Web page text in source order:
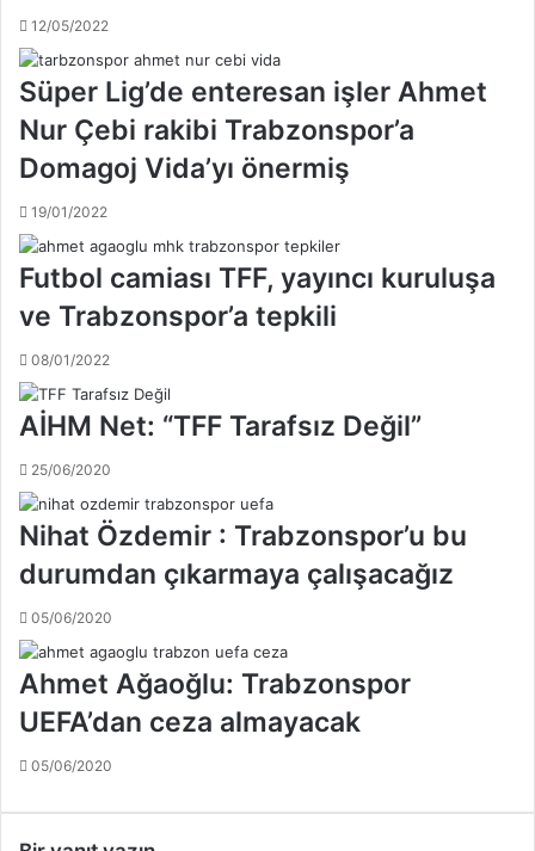
m
ı
n
İ
r
a
n
a
m
e
s
a
s
i
b
ş
a
d
.
ö
k
ü
m
ü
;
Ö
z
r
t
n
'
d
e
n
o
n
r
E
p
E
e
12/05/2022
Süper Lig’de enteresan işler Ahmet
Nur Çebi rakibi Trabzonspor’a
Domagoj Vida’yı önermiş
19/01/2022
Futbol camiası TFF, yayıncı kuruluşa
ve Trabzonspor’a tepkili
08/01/2022
AİHM Net: “TFF Tarafsız Değil”
25/06/2020
Nihat Özdemir : Trabzonspor’u bu
durumdan çıkarmaya çalışacağız
05/06/2020
Ahmet Ağaoğlu: Trabzonspor
UEFA’dan ceza almayacak
05/06/2020